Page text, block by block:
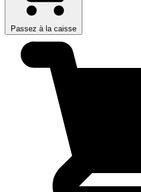
Passez à la caisse